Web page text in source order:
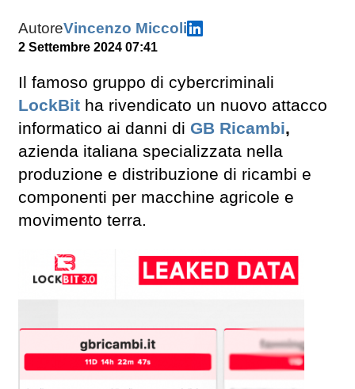
AutoreVincenzo Miccoli
2 Settembre 2024 07:41
Il famoso gruppo di cybercriminali
LockBit ha rivendicato un nuovo attacco
informatico ai danni di GB Ricambi,
azienda italiana specializzata nella
produzione e distribuzione di ricambi e
componenti per macchine agricole e
movimento terra.